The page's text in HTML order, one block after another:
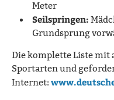
Meter
Seilspringen:
Grundsprung
Die komplette Liste mit
Sportarten und
Internet: